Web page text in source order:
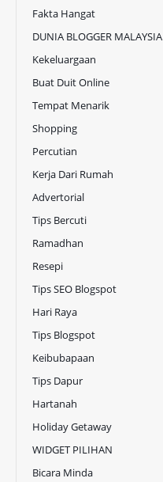
Fakta Hangat
DUNIA BLOGGER MALAYSIA
Kekeluargaan
Buat Duit Online
Tempat Menarik
Shopping
Percutian
Kerja Dari Rumah
Advertorial
Tips Bercuti
Ramadhan
Resepi
Tips SEO Blogspot
Hari Raya
Tips Blogspot
Keibubapaan
Tips Dapur
Hartanah
Holiday Getaway
WIDGET PILIHAN
Bicara Minda